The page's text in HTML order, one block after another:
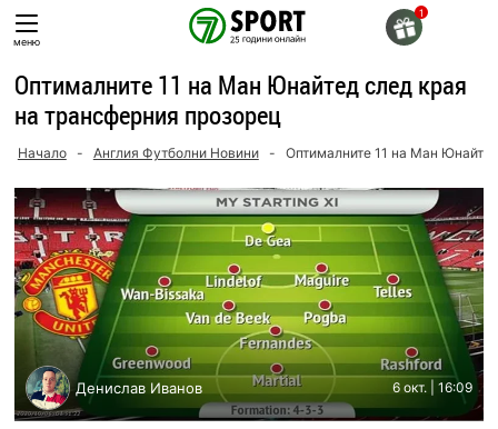
Skip
toменю
Оптималните 11 на Ман Юнайтед след края
на трансферния прозорец
Начало - Англия Футболни Новини - Оптималните 11 на Ман
Денислав Иванов 6 окт. | 16:09